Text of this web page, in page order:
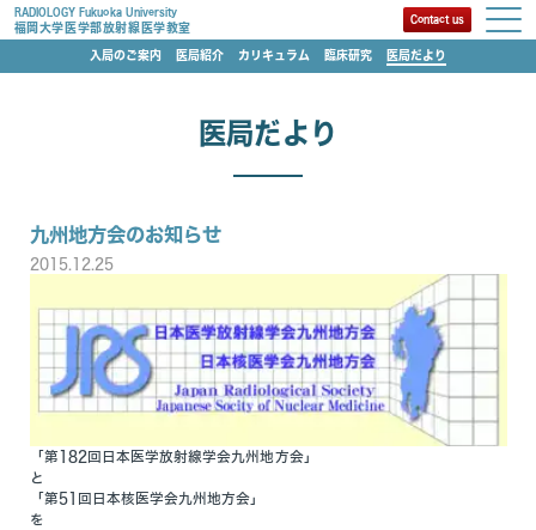
RADIOLOGY Fukuoka University
福岡大学医学部放射線医学教室
Contact us
入局のご案内 医局紹介 カリキュラム 臨床研究 医局だより
医局だより
九州地方会のお知らせ
2015.12.25
「第182回日本医学放射線学会九州地方会」
と
「第51回日本核医学会九州地方会」
を